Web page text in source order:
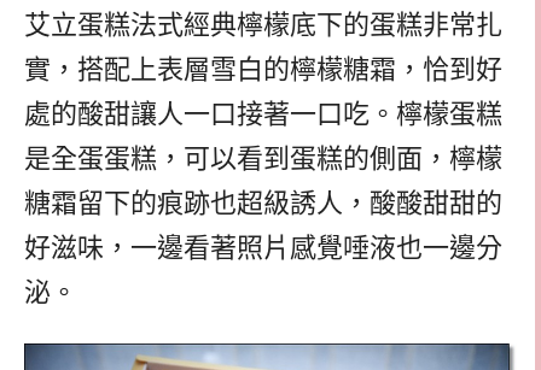
艾立蛋糕法式經典檸檬底下的蛋糕非常扎
實，搭配上表層雪白的檸檬糖霜，恰到好
處的酸甜讓人一口接著一口吃。檸檬蛋糕
是全蛋蛋糕，可以看到蛋糕的側面，檸檬
糖霜留下的痕跡也超級誘人，酸酸甜甜的
好滋味，一邊看著照片感覺唾液也一邊分
泌。